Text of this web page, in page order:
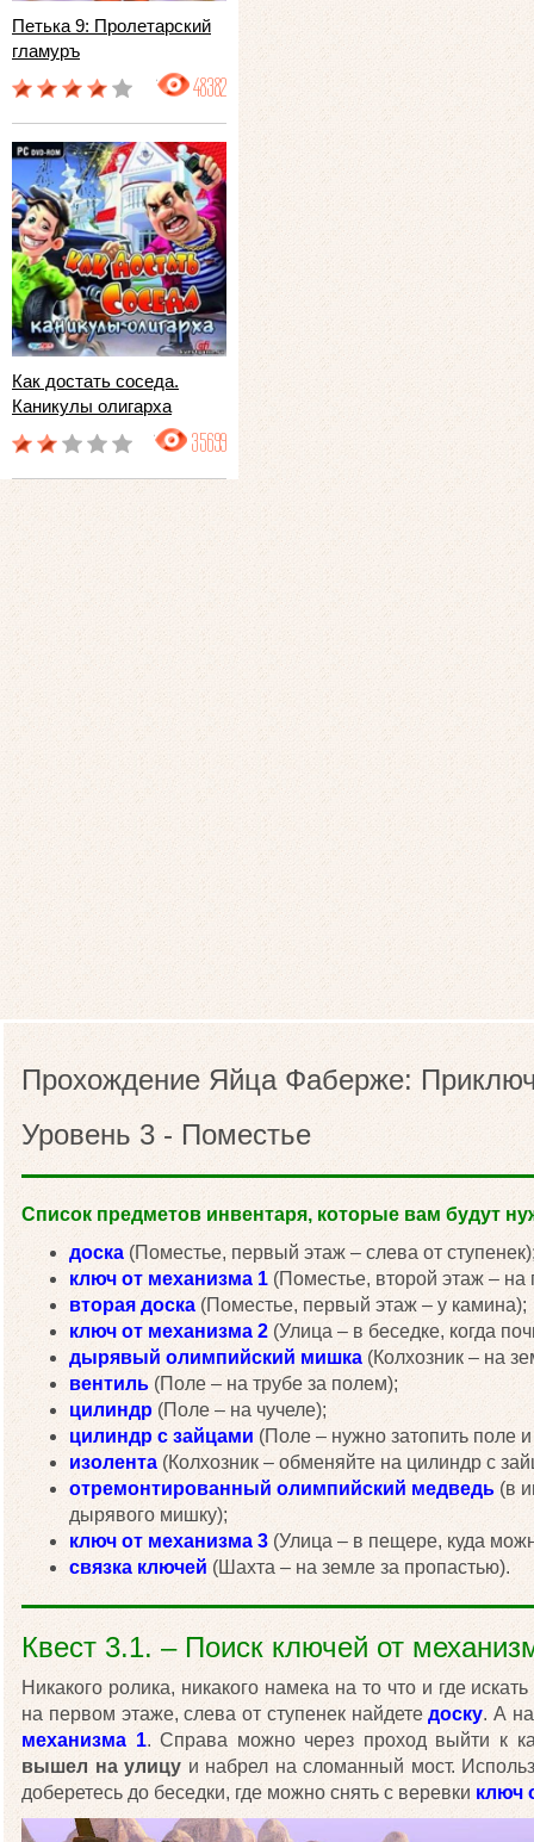
Петька 9: Пролетарский
гламуръ
48382
Как достать соседа.
Каникулы олигарха
35699
Прохождение Яйца Фаберже:
Уровень 3 - Поместье
Список предметов инвентаря, которые вам будут
доска (Поместье, первый этаж – слева от
ключ от механизма 1 (Поместье, второй этаж – на
вторая доска (Поместье, первый этаж – у камина);
ключ от механизма 2 (Улица – в беседке, когда
дырявый олимпийский мишка (Колхозник – на
вентиль (Поле – на трубе за полем);
цилиндр (Поле – на чучеле);
цилиндр с зайцами (Поле – нужно затопить поле
изолента (Колхозник – обменяйте на цилиндр с
отремонтированный олимпийский медведь (в
дырявого мишку);
ключ от механизма 3 (Улица – в пещере, куда
связка ключей (Шахта – на земле за пропастью).
Квест 3.1. – Поиск ключей от
Никакого ролика, никакого намека на то что и где
на первом этаже, слева от ступенек найдетедоску. А
механизма 1. Справа можно через проход выйти к
вышел на улицу и набрел на сломанный мост.
доберетесь до беседки, где можно снять с веревки ключ